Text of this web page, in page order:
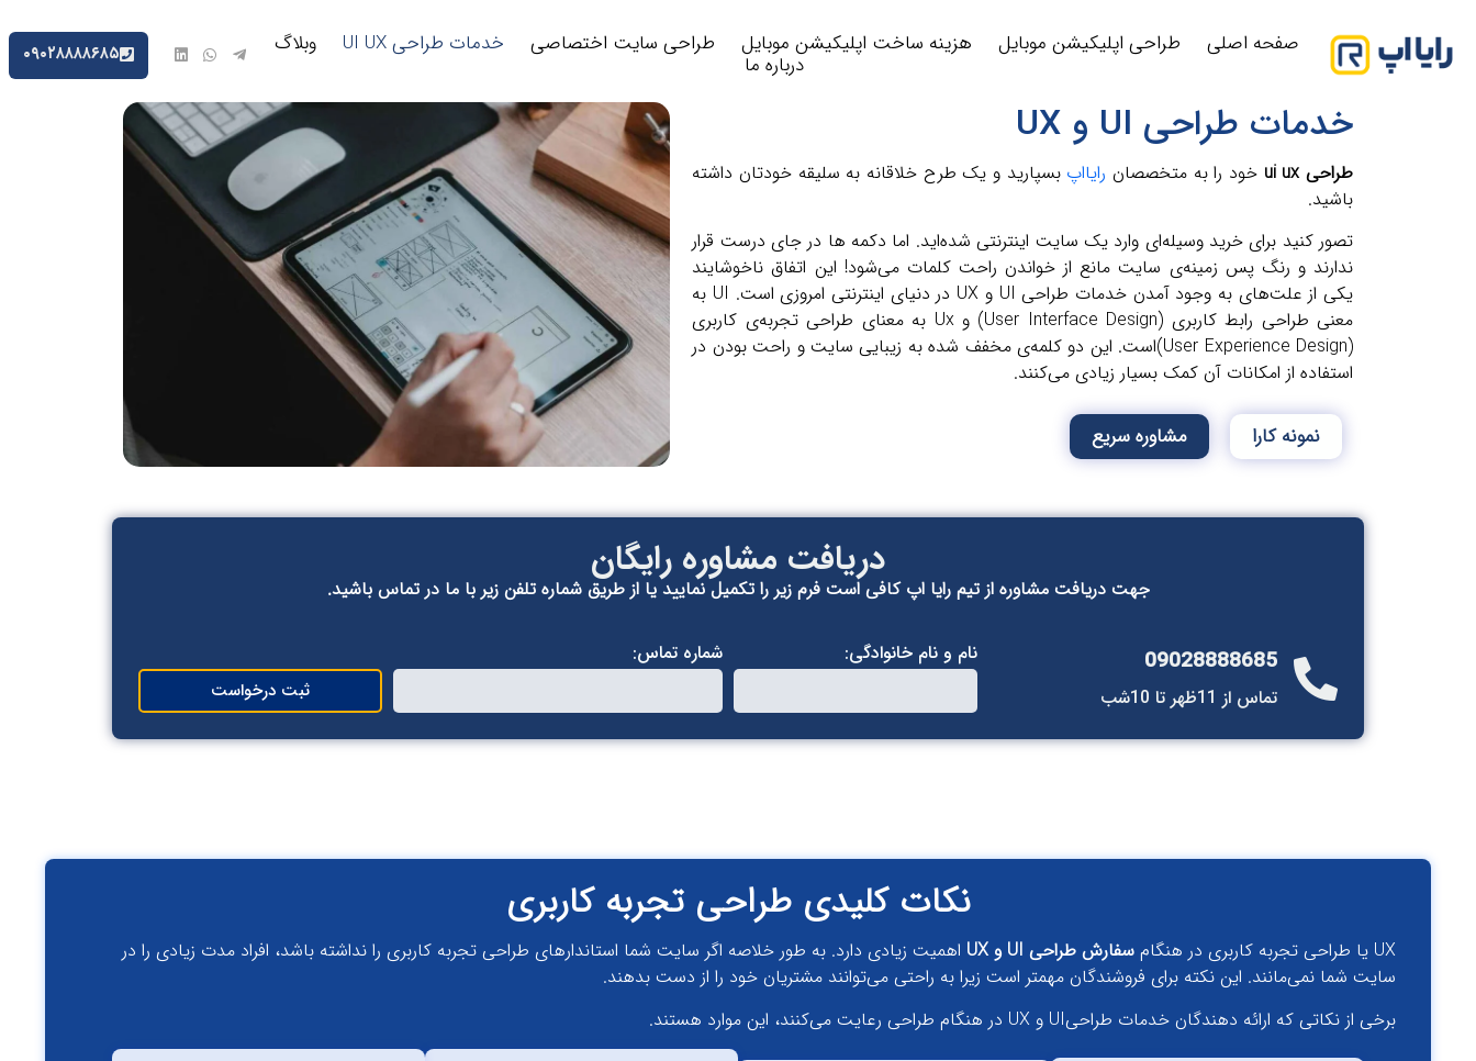
صفحه اصلی طراحی اپلیکیشن موبایل هزینه ساخت اپلیکیشن موبایل طراحی سایت اختصاصی خدمات طراحی UI UX وبلاگ
درباره ما ۰۹۰۲۸۸۸۸۶۸۵
خدمات طراحی UI و UX
طراحی ui ux خود را به متخصصان رایااپ بسپارید و یک طرح خلاقانه به سلیقه خودتان داشته
باشید.
تصور کنید برای خرید وسیله‌ای وارد یک سایت اینترنتی شده‌اید. اما دکمه ها در جای درست قرار
ندارند و رنگ پس زمینه‌ی سایت مانع از خواندن راحت کلمات می‌شود! این اتفاق ناخوشایند
یکی از علت‌های به وجود آمدن خدمات طراحی UI و UX در دنیای اینترنتی امروزی است. UI به
معنی طراحی رابط کاربری (User Interface Design) و Ux به معنای طراحی تجربه‌ی کاربری
(User Experience Design)است. این دو کلمه‌ی مخفف شده به زیبایی سایت و راحت بودن در
استفاده از امکانات آن کمک بسیار زیادی می‌کنند.
نمونه کارا مشاوره سریع
دریافت مشاوره رایگان
جهت دریافت مشاوره از تیم رایا اپ کافی است فرم زیر را تکمیل نمایید یا از طریق شماره تلفن زیر با ما در تماس باشید.
09028888685
تماس از 11ظهر تا 10شب
نام و نام خانوادگی: شماره تماس:
ثبت درخواست
نکات کلیدی طراحی تجربه کاربری
UX یا طراحی تجربه کاربری در هنگام سفارش طراحی UI و UX
اهمیت زیادی دارد. به طور خلاصه اگر سایت شما استاندارهای طراحی تجربه کاربری را نداشته باشد، افراد مدت زیادی را در
سایت شما نمی‌مانند. این نکته برای فروشندگان مهمتر است زیرا به راحتی می‌توانند مشتریان خود را از دست بدهند.
برخی از نکاتی که ارائه دهندگان خدمات طراحی‌UI و UX در هنگام طراحی رعایت می‌کنند، این موارد هستند.